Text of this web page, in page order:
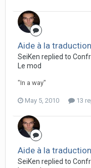
Aide à la traduction
SeiKen replied to
Le mod
"In a way"
May 5, 2010 13
Aide à la traduction
SeiKen replied to